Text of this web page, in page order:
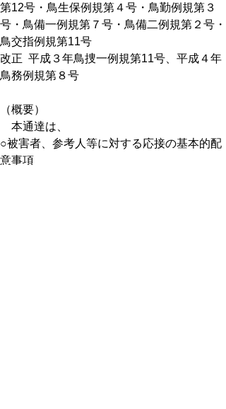
第12号・鳥生保例規第４号・鳥勤例規第３
号・鳥備一例規第７号・鳥備二例規第２号・
鳥交指例規第11号
改正 平成３年鳥捜一例規第11号、平成４年
鳥務例規第８号
（概要）
本通達は、
○被害者、参考人等に対する応接の基本的配
意事項